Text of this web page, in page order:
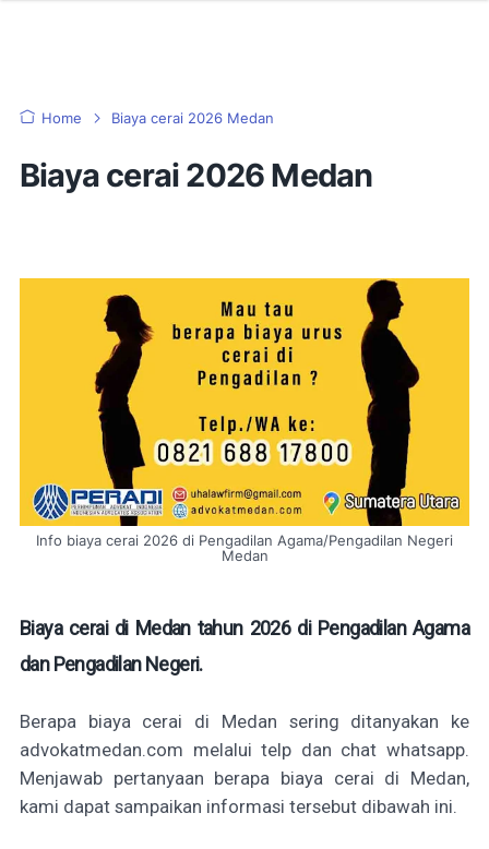
Home Biaya cerai 2026 Medan
Biaya cerai 2026 Medan
Info biaya cerai 2026 di Pengadilan Agama/Pengadilan Negeri
Medan
Biaya cerai di Medan tahun 2026 di Pengadilan Agama
dan Pengadilan Negeri.
Berapa biaya cerai di Medan sering ditanyakan ke
advokatmedan.com melalui telp dan chat whatsapp.
Menjawab pertanyaan berapa biaya cerai di Medan,
kami dapat sampaikan informasi tersebut dibawah ini.